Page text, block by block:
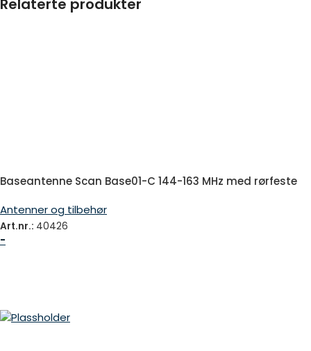
Relaterte produkter
Baseantenne Scan Base01-C 144-163 MHz med rørfeste
Antenner og tilbehør
Art.nr.: 40426
-